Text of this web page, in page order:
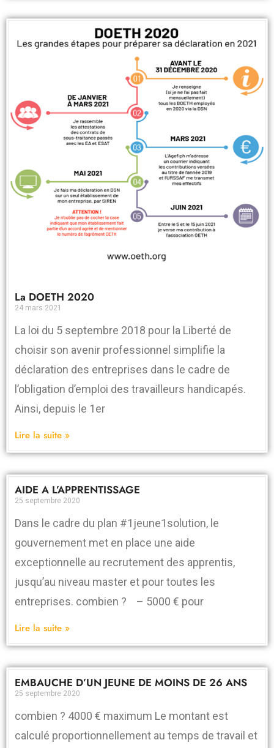
La DOETH 2020
24 mars 2021
La loi du 5 septembre 2018 pour la Liberté de
choisir son avenir professionnel simplifie la
déclaration des entreprises dans le cadre de
l’obligation d’emploi des travailleurs handicapés.
Ainsi, depuis le 1er
Lire la suite »
AIDE A L’APPRENTISSAGE
25 septembre 2020
Dans le cadre du plan #1jeune1solution, le
gouvernement met en place une aide
exceptionnelle au recrutement des apprentis,
jusqu’au niveau master et pour toutes les
entreprises. combien ? – 5000 € pour
Lire la suite »
EMBAUCHE D’UN JEUNE DE MOINS DE 26 ANS
25 septembre 2020
combien ? 4000 € maximum Le montant est
calculé proportionnellement au temps de travail et